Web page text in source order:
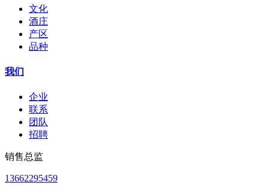
文化
酒庄
产区
品种
我们
企业
联系
团队
招聘
销售总监
13662295459